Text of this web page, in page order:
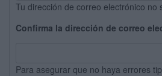
Tu dirección de correo electrónico no
Confirma la dirección de correo
Para asegurar que no haya errores